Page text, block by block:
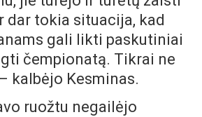
dar tokia situacija, kad
gali likti paskutiniai
čempionatą. Tikrai ne
kalbėjo Kesminas.
ruožtu negailėjo